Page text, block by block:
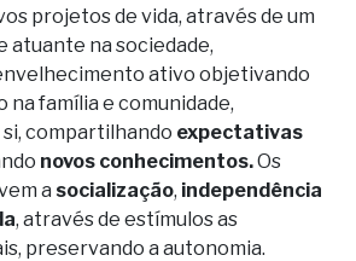
projetos de vida, através de um
atuante na sociedade,
ativo objetivando
família e comunidade,
compartilhando expectativas
novos conhecimentos.Os
a socialização, independência
, através de estímulos as
preservando a autonomia.